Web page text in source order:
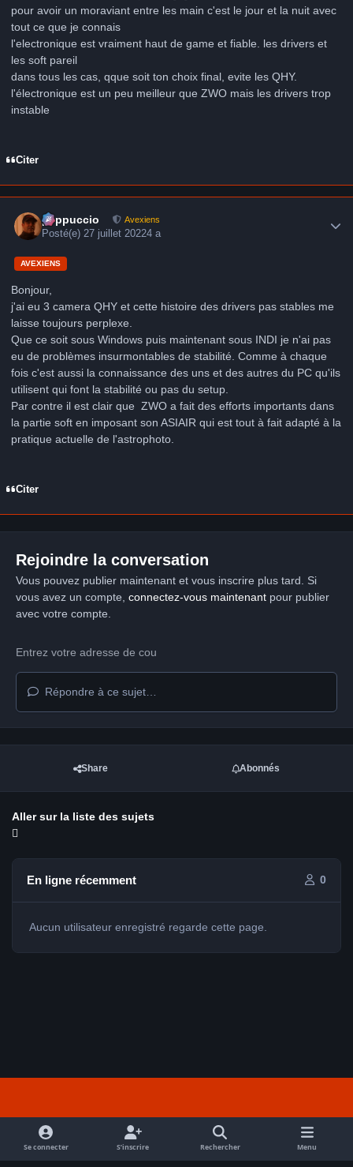
pour avoir un moraviant entre les main c'est le jour et la nuit avec
tout ce que je connais
l'electronique est vraiment haut de game et fiable. les drivers et
les soft pareil
dans tous les cas, qque soit ton choix final, evite les QHY.
l'électronique est un peu meilleur que ZWO mais les drivers trop
instable
Citer
peppuccio Avexiens
Posté(e)27 juillet 20224 a
AVEXIENS
Bonjour,
j'ai eu 3 camera QHY et cette histoire des drivers pas stables me
laisse toujours perplexe.
Que ce soit sous Windows puis maintenant sous INDI je n'ai pas
eu de problèmes insurmontables de stabilité. Comme à chaque
fois c'est aussi la connaissance des uns et des autres du PC qu'ils
utilisent qui font la stabilité ou pas du setup.
Par contre il est clair que ZWO a fait des efforts importants dans
la partie soft en imposant son ASIAIR qui est tout à fait adapté à la
pratique actuelle de l'astrophoto.
Citer
Rejoindre la conversation
Vous pouvez publier maintenant et vous inscrire plus tard. Si
vous avez un compte, connectez-vous maintenantpour publier
avec votre compte.
Répondre à ce sujet…
Share Abonnés
Aller sur la liste des sujets
En ligne récemment 0
Aucun utilisateur enregistré regarde cette page.
f
a
c
Se connecter S’inscrire Rechercher Menu